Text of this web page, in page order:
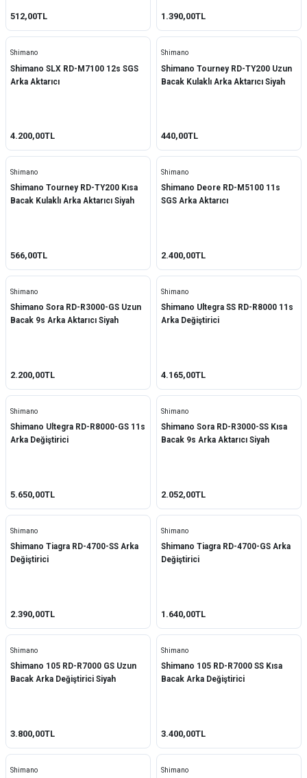
Yamaha
512,00TL 1.390,00TL
Shimano
Shimano SLX RD-M7100 12s SGS
Arka Aktarıcı
4.200,00TL
Shimano
Shimano Tourney RD-TY200 Uzun
Bacak Kulaklı Arka Aktarıcı Siyah
440,00TL
Shimano
Shimano Tourney RD-TY200 Kısa
Bacak Kulaklı Arka Aktarıcı Siyah
566,00TL
Shimano
Shimano Deore RD-M5100 11s
SGS Arka Aktarıcı
2.400,00TL
Shimano
Shimano Sora RD-R3000-GS Uzun
Bacak 9s Arka Aktarıcı Siyah
2.200,00TL
Shimano
Shimano Ultegra SS RD-R8000 11s
Arka Değiştirici
4.165,00TL
Shimano
Shimano Ultegra RD-R8000-GS 11s
Arka Değiştirici
5.650,00TL
Shimano
Shimano Sora RD-R3000-SS Kısa
Bacak 9s Arka Aktarıcı Siyah
2.052,00TL
Shimano
Shimano Tiagra RD-4700-SS Arka
Değiştirici
2.390,00TL
Shimano
Shimano Tiagra RD-4700-GS Arka
Değiştirici
1.640,00TL
Shimano
Shimano 105 RD-R7000 GS Uzun
Bacak Arka Değiştirici Siyah
3.800,00TL
Shimano
Shimano 105 RD-R7000 SS Kısa
Bacak Arka Değiştirici
3.400,00TL
Shimano Shimano